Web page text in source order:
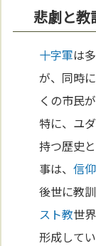
悲劇と教
十字軍は
が、同時に
くの市民
特に、ユ
持つ歴史
事は、信仰
後世に教
スト教世
形成して